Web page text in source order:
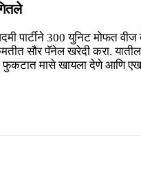
पार्टीने 300 युनिट मोफत
सौर पॅनेल खरेदी करा. यातील
फुकटात मासे खायला देणे आणि